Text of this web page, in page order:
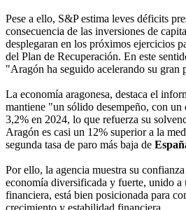
Pese a ello, S&P estima leves déficits
consecuencia de las inversiones de
desplegaran en los próximos ejercicios
del Plan de Recuperación. En este
"Aragón ha seguido acelerando su gran
La economía aragonesa, destaca el
mantiene "un sólido desempeño, con
3,2% en 2024, lo que refuerza su
Aragón es casi un 12% superior a la
segunda tasa de paro más baja de
Por ello, la agencia muestra su
economía diversificada y fuerte, unido a
financiera, está bien posicionada para
crecimiento y estabilidad financiera.